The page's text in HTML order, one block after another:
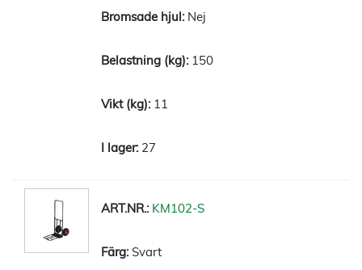
Nej
150
11
27
KM102-S
Svart